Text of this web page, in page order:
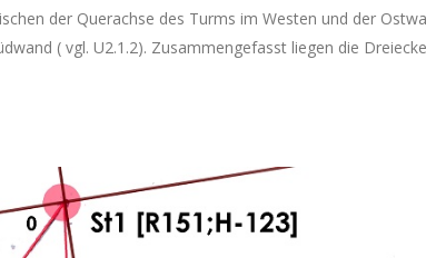
der Querachse des Turms im Westen und der
( vgl. U2.1.2). Zusammengefasst liegen die